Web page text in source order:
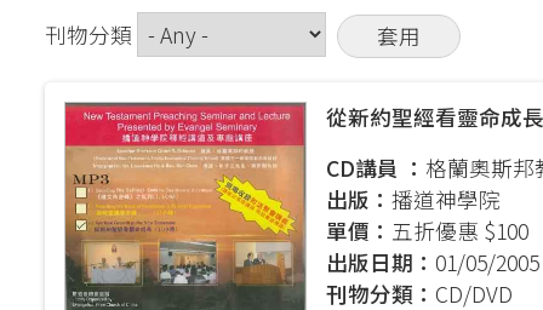
Master of
Advanced
Master of
DMin &
刊物分類
從新約聖經看靈命成長
CD講員 ： 格蘭奧斯邦
出版： 播道神學院
單價： 五折優惠 $100
出版日期： 01/05/2005
刊物分類： CD/DVD